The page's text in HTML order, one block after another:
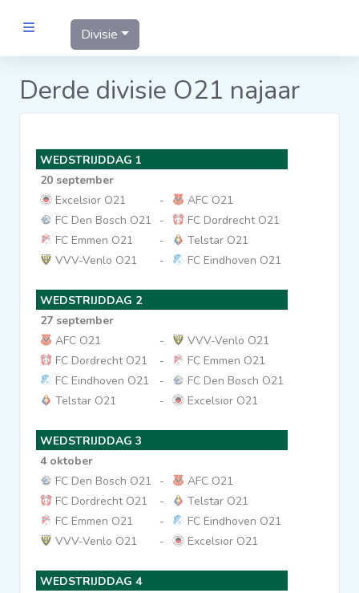
Clubs
Wedstrijden
Voetbalpiramide
Links
VROUWEN
Clubs
Wedstrijden
Statistieken
Voetbalpiramide
Overige links
Divisie
Derde divisie O21 najaar
WEDSTRIJDDAG 1
20 september
Excelsior O21
-
AFC O21
FC Den Bosch O21
-
FC Dordrecht O21
FC Emmen O21
-
Telstar O21
VVV-Venlo O21
- FC Eindhoven O21
WEDSTRIJDDAG 2
27 september
AFC O21
-
VVV-Venlo O21
FC Dordrecht O21
-
FC Emmen O21
FC Eindhoven O21
-
FC Den Bosch O21
Telstar O21
- Excelsior O21
WEDSTRIJDDAG 3
4 oktober
FC Den Bosch O21
-
AFC O21
FC Dordrecht O21
-
Telstar O21
FC Emmen O21
-
FC Eindhoven O21
VVV-Venlo O21
- Excelsior O21
WEDSTRIJDDAG 4